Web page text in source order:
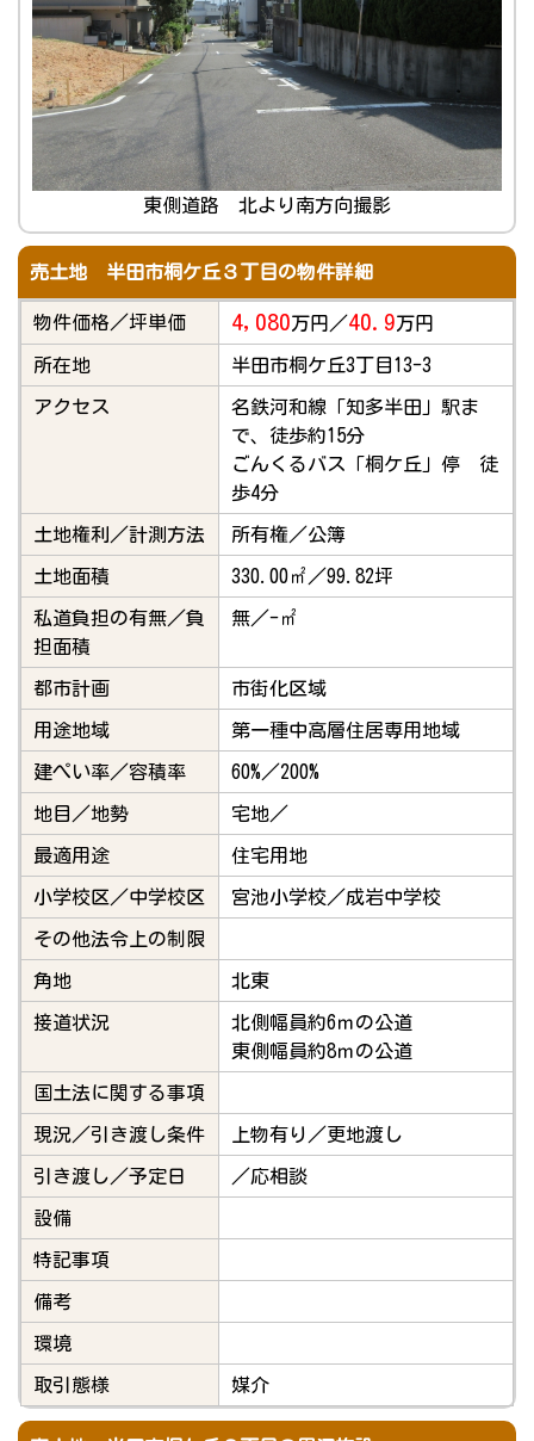
東側道路 北より南方向撮影
売土地 半田市桐ケ丘３丁目の物件詳細
物件価格／坪単価 4,080万円／40.9万円
所在地 半田市桐ケ丘3丁目13-3
アクセス
名鉄河和線「知多半田」駅ま
で、徒歩約15分
ごんくるバス「桐ケ丘」停 徒
歩4分
土地権利／計測方法 所有権／公簿
土地面積 330.00㎡／99.82坪
私道負担の有無／負
担面積
無／-㎡
都市計画 市街化区域
用途地域 第一種中高層住居専用地域
建ぺい率／容積率 60%／200%
地目／地勢 宅地／
最適用途 住宅用地
小学校区／中学校区 宮池小学校／成岩中学校
その他法令上の制限
角地 北東
接道状況
北側幅員約6ｍの公道
東側幅員約8ｍの公道
国土法に関する事項
現況／引き渡し条件 上物有り／更地渡し
引き渡し／予定日 ／応相談
設備
特記事項
備考
環境
取引態様 媒介